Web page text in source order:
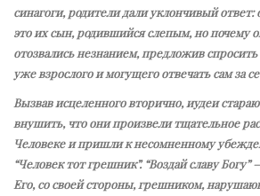
синагоги, родители дали уклончивый ответ:
это их сын, родившийся слепым, но почему
отозвались незнанием, предложив спросить
уже взрослого и могущего отвечать сам за
Вызвав исцеленного вторично, иудеи
внушить, что они произвели тщательное
Человеке и пришли к несомненному
“Человек тот грешник”. “Воздай славу Богу”
Его, со своей стороны, грешником,